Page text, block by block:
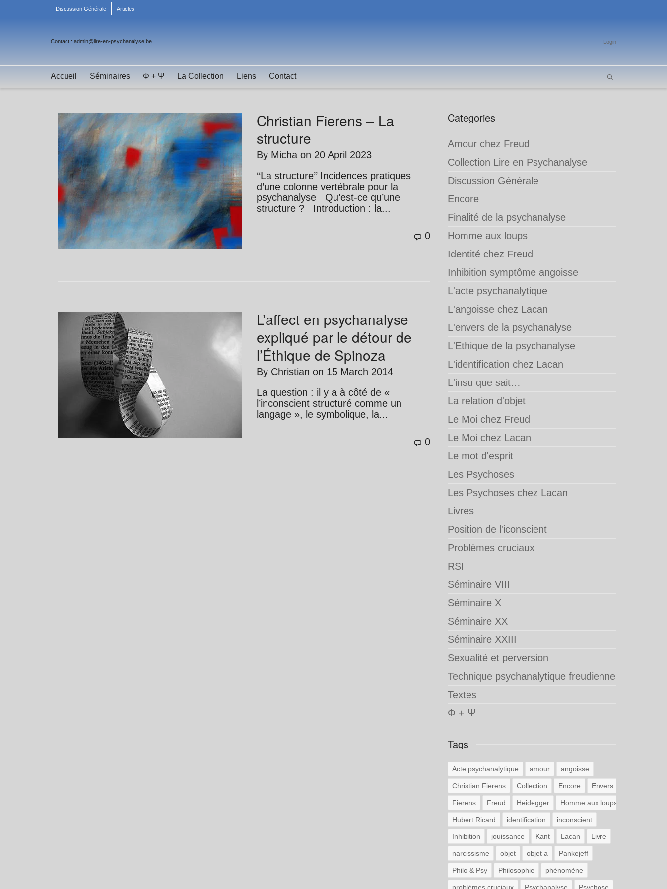
Discussion Générale Articles
Contact : admin@lire-en-psychanalyse.be Login
Accueil Séminaires Φ + Ψ La Collection Liens Contact
Christian Fierens – La
structure
By Micha on 20 April 2023
‘‘La structure’’ Incidences pratiques
d’une colonne vertébrale pour la
psychanalyse Qu’est-ce qu’une
structure ? Introduction : la...
0
L’affect en psychanalyse
expliqué par le détour de
l’Éthique de Spinoza
By Christian on 15 March 2014
La question : il y a à côté de «
l’inconscient structuré comme un
langage », le symbolique, la...
0
Categories
Amour chez Freud
Collection Lire en Psychanalyse
Discussion Générale
Encore
Finalité de la psychanalyse
Homme aux loups
Identité chez Freud
Inhibition symptôme angoisse
L'acte psychanalytique
L'angoisse chez Lacan
L'envers de la psychanalyse
L'Ethique de la psychanalyse
L'identification chez Lacan
L'insu que sait…
La relation d'objet
Le Moi chez Freud
Le Moi chez Lacan
Le mot d'esprit
Les Psychoses
Les Psychoses chez Lacan
Livres
Position de l'iconscient
Problèmes cruciaux
RSI
Séminaire VIII
Séminaire X
Séminaire XX
Séminaire XXIII
Sexualité et perversion
Technique psychanalytique freudienne
Textes
Φ + Ψ
Tags
Acte psychanalytique amour angoisse
Christian Fierens Collection Encore Envers
Fierens Freud Heidegger Homme aux loups
Hubert Ricard identification inconscient
Inhibition jouissance Kant Lacan Livre
narcissisme objet objet a Pankejeff
Philo & Psy Philosophie phénomène
problèmes cruciaux Psychanalyse Psychose